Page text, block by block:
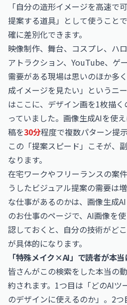
「自分の造形イメージを高速で
提案する道具」として使うこと
確に差別化できます。
映像制作、舞台、コスプレ、ハ
アトラクション、YouTube、ゲ
需要がある現場は思いのほか多
成イメージを見たい」というニ
はここに、デザイン画を1枚描
っていました。画像生成AIを使
稿を30分程度で複数パターン提
この「提案スピード」こそが、
なります。
在宅ワークやフリーランスの案
うしたビジュアル提案の需要は
な仕事があるのかは、 画像生成
のお仕事のページで、AI画像を
認しておくと、自分の技術がど
が具体的になります。
「特殊メイク×AI」で読者が本
皆さんがこの検索をした本当の
約されます。1つ目は「どのAIツ
のデザインに使えるのか」。2